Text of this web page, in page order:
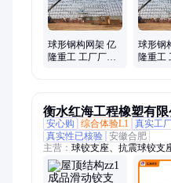
球形钢构网架 亿
隆重工 工厂厂房
球形钢
隆重工
衡水红海工程橡塑有限
安心购
综合体验L1 真实工
真实性已核验 安徽合肥
主营： 球铰支座、抗震球铰支
座、GQZ球形支座、GPZ球形
支座、抗震球型钢支座、固定